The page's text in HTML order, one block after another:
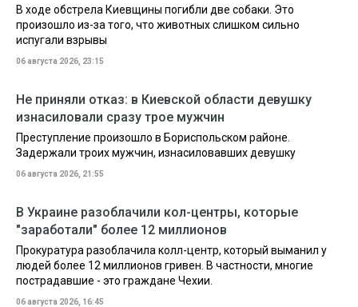
В ходе обстрела Киевщины погибли две собаки. Это
произошло из-за того, что животных слишком сильно
испугали взрывы
06 августа 2026, 23:15
Не приняли отказ: в Киевской области девушку
изнасиловали сразу трое мужчин
Преступление произошло в Бориспольском районе.
Задержали троих мужчин, изнасиловавших девушку
06 августа 2026, 21:55
В Украине разоблачили кол-центры, которые
"заработали" более 12 миллионов
Прокуратура разоблачила колл-центр, который выманил у
людей более 12 миллионов гривен. В частности, многие
пострадавшие - это граждане Чехии.
06 августа 2026, 16:45